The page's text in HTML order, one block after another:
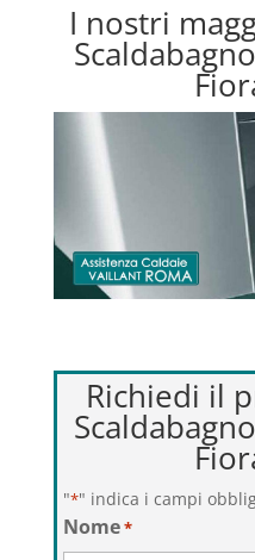
I nostri
Richiedi il
"*" indica i campi
Nome*